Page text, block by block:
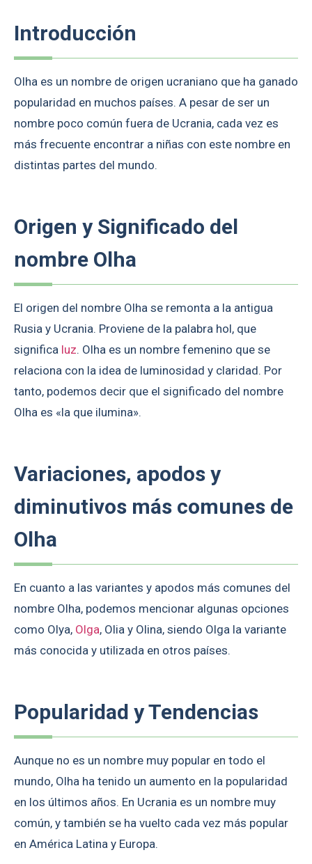
Introducción
Olha es un nombre de origen ucraniano que ha ganado
popularidad en muchos países. A pesar de ser un
nombre poco común fuera de Ucrania, cada vez es
más frecuente encontrar a niñas con este nombre en
distintas partes del mundo.
Origen y Significado del
nombre Olha
El origen del nombre Olha se remonta a la antigua
Rusia y Ucrania. Proviene de la palabra hol, que
significa luz. Olha es un nombre femenino que se
relaciona con la idea de luminosidad y claridad. Por
tanto, podemos decir que el significado del nombre
Olha es «la que ilumina».
Variaciones, apodos y
diminutivos más comunes de
Olha
En cuanto a las variantes y apodos más comunes del
nombre Olha, podemos mencionar algunas opciones
como Olya, Olga, Olia y Olina, siendo Olga la variante
más conocida y utilizada en otros países.
Popularidad y Tendencias
Aunque no es un nombre muy popular en todo el
mundo, Olha ha tenido un aumento en la popularidad
en los últimos años. En Ucrania es un nombre muy
común, y también se ha vuelto cada vez más popular
en América Latina y Europa.